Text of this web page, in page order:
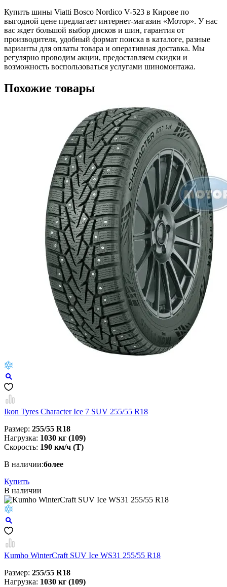
Купить шины Viatti Bosco Nordico V-523 в Кирове по
выгодной цене предлагает интернет-магазин «Мотор». У нас
вас ждет большой выбор дисков и шин, гарантия от
производителя, удобный формат поиска в каталоге, разные
варианты для оплаты товара и оперативная доставка. Мы
регулярно проводим акции, предоставляем скидки и
возможность воспользоваться услугами шиномонтажа.
Похожие товары
Ikon Tyres Character Ice 7 SUV 255/55 R18
Размер: 255/55 R18
Нагрузка: 1030 кг (109)
Скорость: 190 км/ч (T)
В наличии:более
Купить
В наличии
Kumho WinterCraft SUV Ice WS31 255/55 R18
Размер: 255/55 R18
Нагрузка: 1030 кг (109)